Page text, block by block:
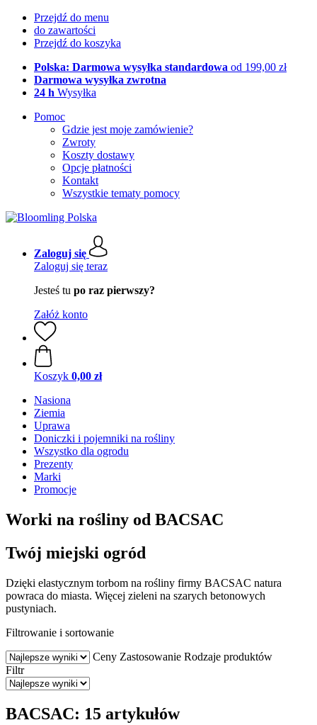
Przejdź do menu
do zawartości
Przejdź do koszyka
Polska: Darmowa wysyłka standardowa od 199,00 zł
Darmowa wysyłka zwrotna
24 h Wysyłka
Pomoc
Gdzie jest moje zamówienie?
Zwroty
Koszty dostawy
Opcje płatności
Kontakt
Wszystkie tematy pomocy
Zaloguj się
Zaloguj się teraz
Jesteś tu po raz pierwszy?
Załóż konto
Koszyk 0,00 zł
Nasiona
Ziemia
Uprawa
Doniczki i pojemniki na rośliny
Wszystko dla ogrodu
Prezenty
Marki
Promocje
Worki na rośliny od BACSAC
Twój miejski ogród
Dzięki elastycznym torbom na rośliny firmy BACSAC natura
powraca do miasta. Więcej zieleni na szarych betonowych
pustyniach.
Filtrowanie i sortowanie
Ceny Zastosowanie Rodzaje produktów
Filtr
BACSAC: 15 artykułów